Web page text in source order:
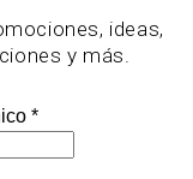
ideas,
y más.